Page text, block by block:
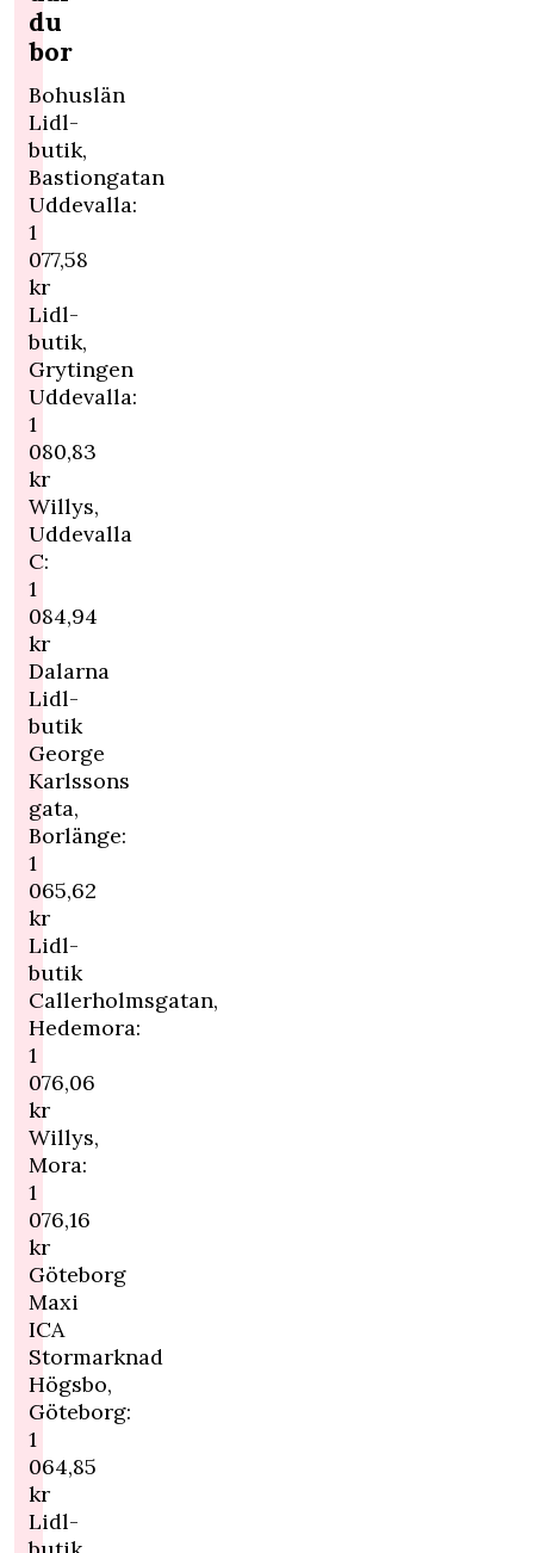
du
bor
Bohuslän
Lidl-
butik,
Bastiongatan
Uddevalla:
1
077,58
kr
Lidl-
butik,
Grytingen
Uddevalla:
1
080,83
kr
Willys,
Uddevalla
C:
1
084,94
kr
Dalarna
Lidl-
butik
George
Karlssons
gata,
Borlänge:
1
065,62
kr
Lidl-
butik
Callerholmsgatan,
Hedemora:
1
076,06
kr
Willys,
Mora:
1
076,16
kr
Göteborg
Maxi
ICA
Stormarknad
Högsbo,
Göteborg:
1
064,85
kr
Lidl-